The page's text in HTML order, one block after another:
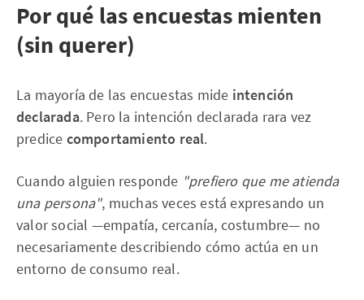
Por qué las encuestas mienten
(sin querer)
La mayoría de las encuestas mide intención
declarada. Pero la intención declarada rara vez
predice comportamiento real.
Cuando alguien responde "prefiero que me atienda
una persona", muchas veces está expresando un
valor social —empatía, cercanía, costumbre— no
necesariamente describiendo cómo actúa en un
entorno de consumo real.